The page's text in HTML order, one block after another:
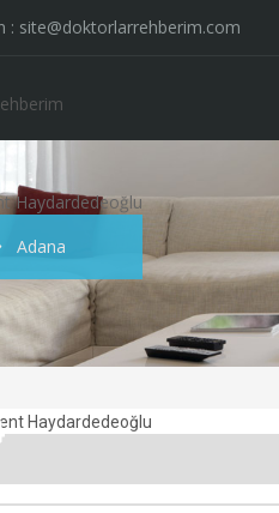
: site@doktorlarrehberim.com
Haydardedeoğlu
Adana